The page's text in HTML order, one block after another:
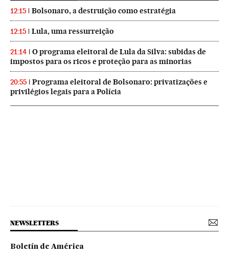
12:15 Bolsonaro, a destruição como estratégia
12:15 Lula, uma ressurreição
21:14
O programa eleitoral de Lula da Silva: subidas de
impostos para os ricos e proteção para as minorias
20:55
Programa eleitoral de Bolsonaro: privatizações e
privilégios legais para a Polícia
NEWSLETTERS
Boletín de América